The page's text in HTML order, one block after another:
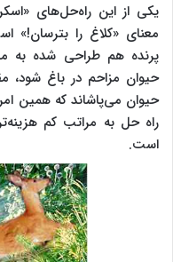
یکی از این راه‌حل‌های
معنای «کلاغ را بترسان!»
پرنده هم طراحی شده به
حیوان می‌پاشاند که همین
راه حل به مراتب کم
است.